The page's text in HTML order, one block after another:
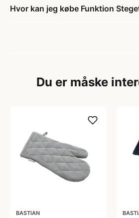
Hvor kan jeg købe Funktion
Du er måske
BASTIAN